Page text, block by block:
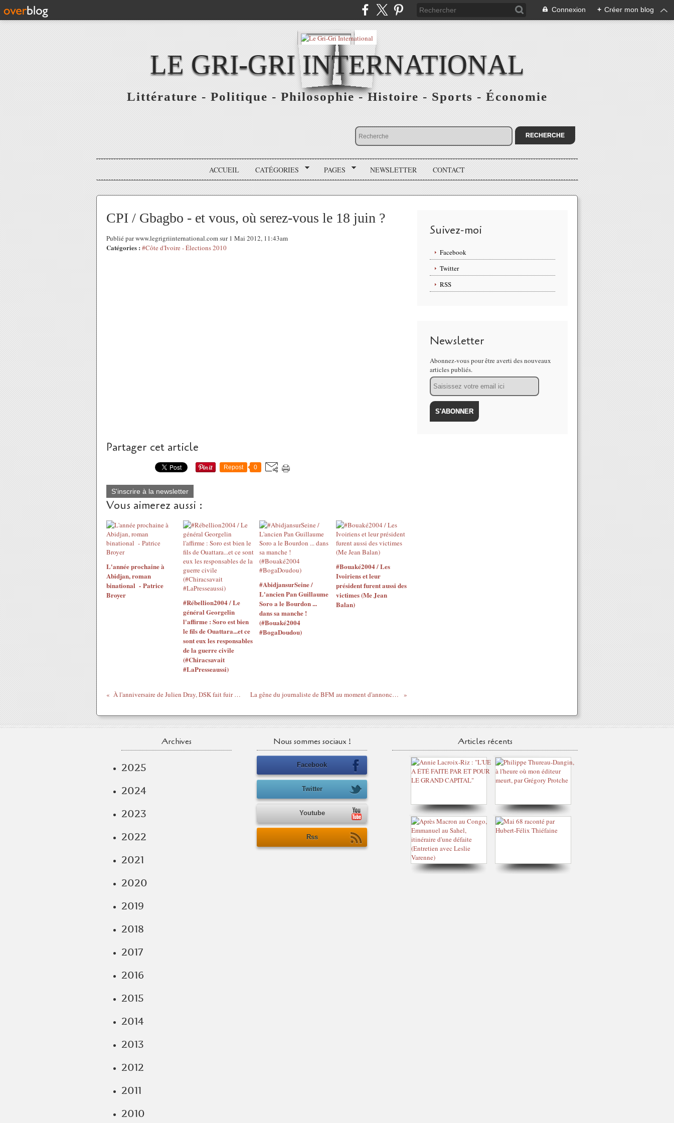
Connexion + Créer mon blog
LE GRI-GRI INTERNATIONAL
Littérature - Politique - Philosophie - Histoire - Sports - Économie
ACCUEIL CATÉGORIES PAGES NEWSLETTER CONTACT
CPI / Gbagbo - et vous, où serez-vous le 18 juin ?
Publié par www.legrigriinternational.com sur 1 Mai 2012, 11:43am
Catégories : #Côte d'Ivoire - Élections 2010
Partager cet article
Repost 0
S'inscrire à la newsletter
Vous aimerez aussi :
L'année prochaine à
Abidjan, roman
binational - Patrice
Broyer
#Rébellion2004 / Le
général Georgelin
l'affirme : Soro est bien
le fils de Ouattara...et ce
sont eux les responsables
de la guerre civile
(#Chiracsavait
#LaPresseaussi)
#AbidjansurSeine /
L'ancien Pan Guillaume
Soro a le Bourdon ...
dans sa manche !
(#Bouaké2004
#BogaDoudou)
#Bouaké2004 / Les
Ivoiriens et leur
président furent aussi des
victimes (Me Jean
Balan)
À l'anniversaire de Julien Dray, DSK fait fuir Valls, Royal et Moscovici ! La gêne du journaliste de BFM au moment d'annoncer une escroquerie de Sarkozy
Suivez-moi
Facebook
Twitter
RSS
Newsletter
Abonnez-vous pour être averti des nouveaux
articles publiés.
Email
Archives
2025
2024
2023
2022
2021
2020
2019
2018
2017
2016
2015
2014
2013
2012
2011
2010
Nous sommes sociaux !
Facebook
Twitter
Youtube
Rss
Articles récents